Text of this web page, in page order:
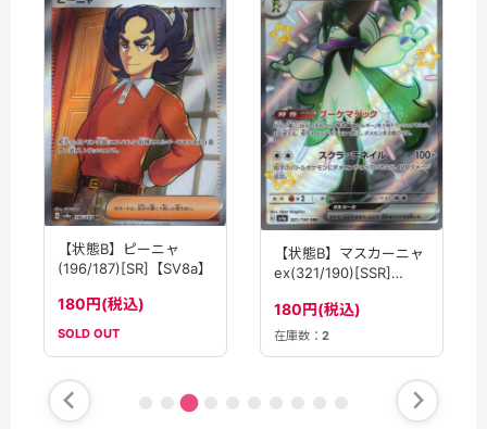
【状態B】ピーニャ
(196/187)[SR]【SV8a】
180円(税込)
SOLD OUT
【状態B】マスカーニャ
ex(321/190)[SSR]
180円(税込)
在庫数： 2